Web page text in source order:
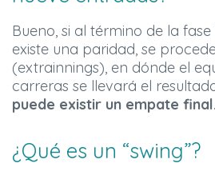
Bueno, si al término de la
existe una paridad, se
(extrainnings), en dónde el
carreras se llevará el
puede existir un empate final.
¿Qué es un “swing”?